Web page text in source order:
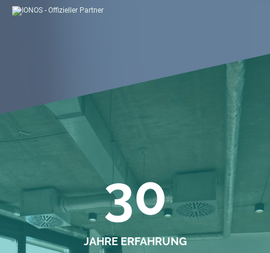
30
JAHRE ERFAHRUNG